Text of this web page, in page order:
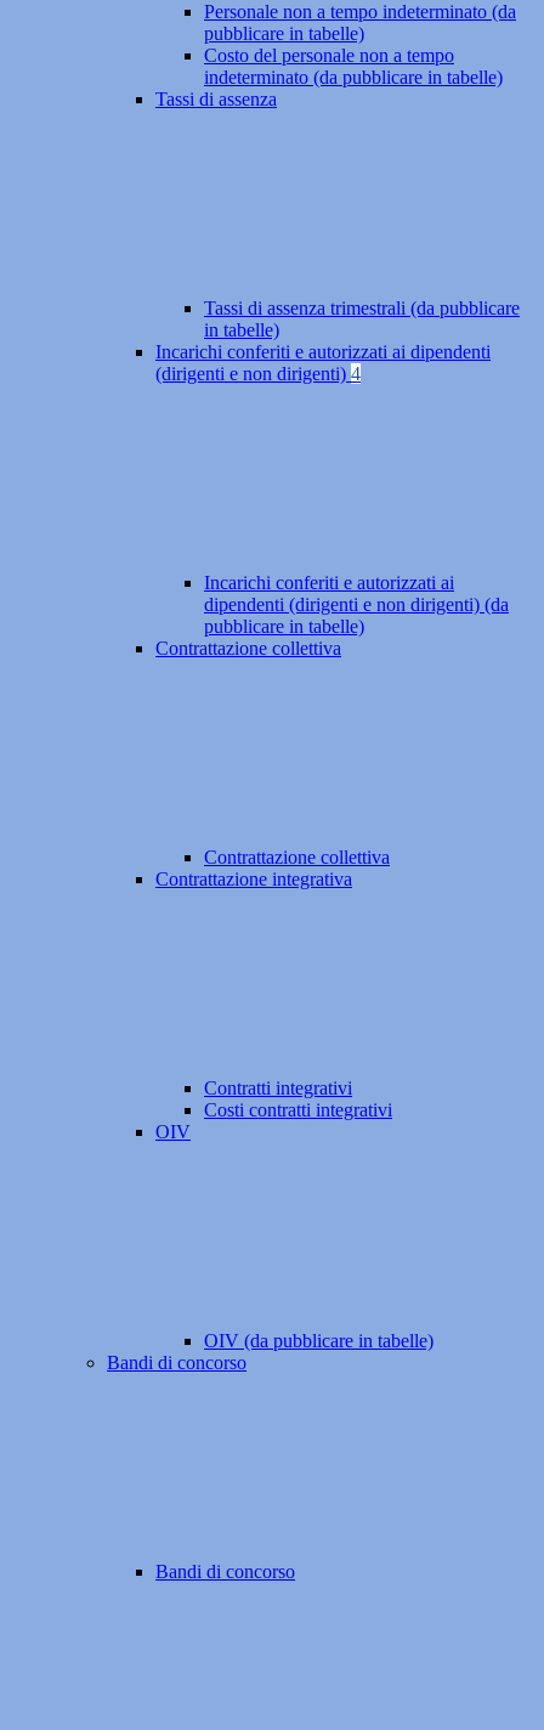
Personale non a tempo indeterminato (da
pubblicare in tabelle)
Costo del personale non a tempo
indeterminato (da pubblicare in tabelle)
Tassi di assenza
Tassi di assenza trimestrali (da pubblicare
in tabelle)
Incarichi conferiti e autorizzati ai dipendenti
(dirigenti e non dirigenti) 4
Incarichi conferiti e autorizzati ai
dipendenti (dirigenti e non dirigenti) (da
pubblicare in tabelle)
Contrattazione collettiva
Contrattazione collettiva
Contrattazione integrativa
Contratti integrativi
Costi contratti integrativi
OIV
OIV (da pubblicare in tabelle)
Bandi di concorso
Bandi di concorso